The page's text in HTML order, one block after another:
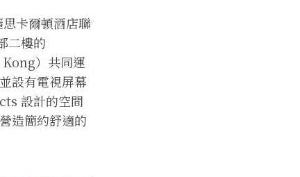
卡爾頓酒店聯
二樓的
）共同運
設有電視屏幕
設計的空間
造簡約舒適的